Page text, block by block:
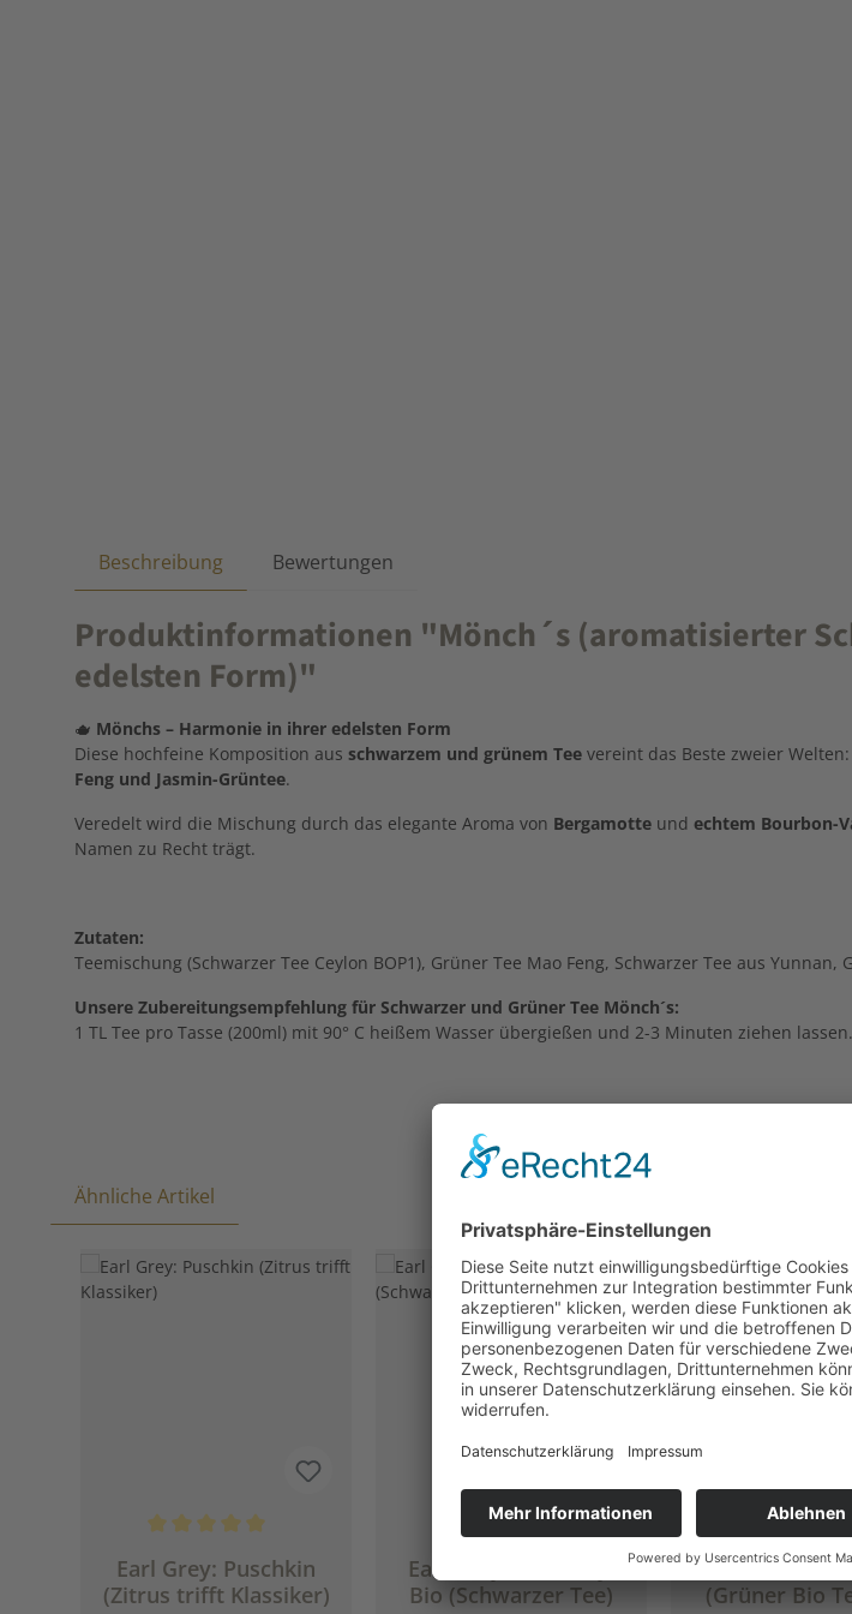
Beschreibung Bewertungen
Produktinformationen "Mönch´s (aromatisierter
edelsten Form)"
🫖 Mönchs – Harmonie in ihrer edelsten Form
Diese hochfeine Komposition aus schwarzem und grünem Tee vereint das Beste zweier Welten:
Feng und Jasmin-Grüntee.
Veredelt wird die Mischung durch das elegante Aroma von Bergamotte und echtem Bourbon-
Namen zu Recht trägt.
Zutaten:
Teemischung (Schwarzer Tee Ceylon BOP1), Grüner Tee Mao Feng, Schwarzer Tee aus
Unsere Zubereitungsempfehlung für Schwarzer und Grüner Tee Mönch´s:
1 TL Tee pro Tasse (200ml) mit 90° C heißem Wasser übergießen und 2-3 Minuten ziehen lassen.
Ähnliche Artikel
Produktgalerie überspringen
Earl Grey: Puschkin
(Zitrus trifft Klassiker)
Durchschnittliche Bewertung von 5 von 5 Sternen
Earl Grey: Earl Grey,
Bio (Schwarzer Tee)
Durchschnittliche
Grüner
(Grüner Bio